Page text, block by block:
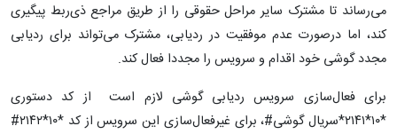
می‌رساند تا مشترک سایر مراحل حقوقی را از طریق مراجع ذی‌ربط پیگیری
کند، اما درصورت عدم موفقیت در ردیابی، مشترک می‌تواند برای ردیابی
مجدد گوشی خود اقدام و سرویس را مجددا فعال کند.
برای فعال‌سازی سرویس ردیابی گوشی لازم است از کد دستوری
*۱۰*۲۱۴۱*سریال گوشی#، برای غیرفعال‌سازی این سرویس از کد *۱۰*۲۱۴۲#